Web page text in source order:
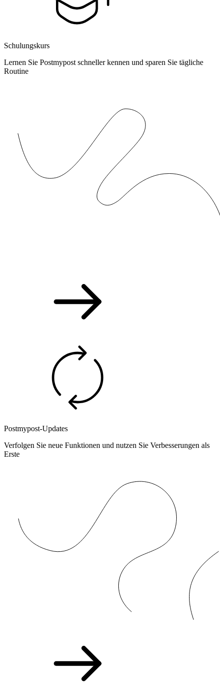
Schulungskurs
Lernen Sie Postmypost schneller kennen und sparen Sie tägliche
Routine
Postmypost-Updates
Verfolgen Sie neue Funktionen und nutzen Sie Verbesserungen als
Erste